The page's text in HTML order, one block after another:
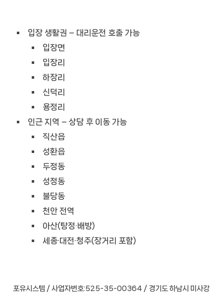
입장 생활권 – 대리운전 호출 가능
입장면
입장리
하장리
신덕리
용정리
인근 지역 – 상담 후 이동 가능
직산읍
성환읍
두정동
성정동
불당동
천안 전역
아산(탕정·배방)
세종·대전·청주(장거리 포함)
포유시스템 / 사업자번호:525-35-00364 / 경기도 하남시 미사강